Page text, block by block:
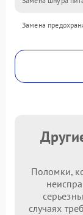
Замена
Поломки,
случаях